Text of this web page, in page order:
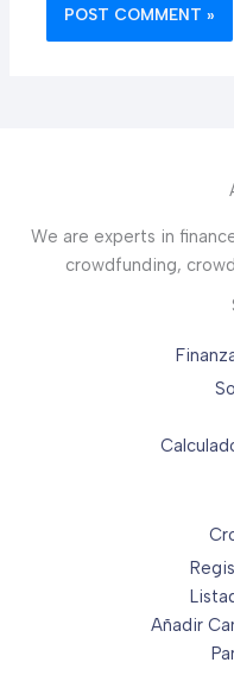
We are experts in
crowdfunding,
Añadir